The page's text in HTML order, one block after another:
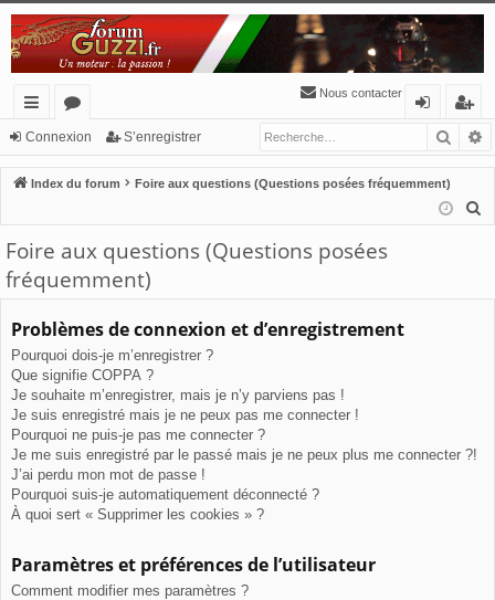
cc
ès
pi
de
or
u
Nous contacter
n
’e
nr
eg
Connexion S’enregistrer
Index du forum
Foire aux questions (Questions posées fréquemment)
Foire aux questions (Questions posées
fréquemment)
Problèmes de connexion et d’enregistrement
Pourquoi dois-je m’enregistrer ?
Que signifie COPPA ?
Je souhaite m’enregistrer, mais je n’y parviens pas !
Je suis enregistré mais je ne peux pas me connecter !
Pourquoi ne puis-je pas me connecter ?
Je me suis enregistré par le passé mais je ne peux plus me connecter ?!
J’ai perdu mon mot de passe !
Pourquoi suis-je automatiquement déconnecté ?
À quoi sert « Supprimer les cookies » ?
Paramètres et préférences de l’utilisateur
Comment modifier mes paramètres ?